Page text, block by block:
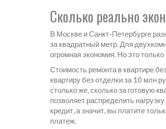
Сколько реально
В Москве и Санкт-Петербурге
за квадратный метр. Для
огромная экономия. Но это только
Стоимость ремонта в квартире
квартиру без отделки за 10 млн
столько же, сколько за готовую
позволяет распределить
кредит, а значит, вы платите
платеж.